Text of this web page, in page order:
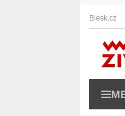
Blesk.cz